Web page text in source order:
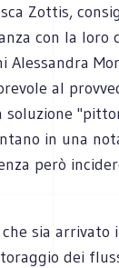
Zottis,
con la loro
Alessandra
al
in una
però
che sia arrivato
dei